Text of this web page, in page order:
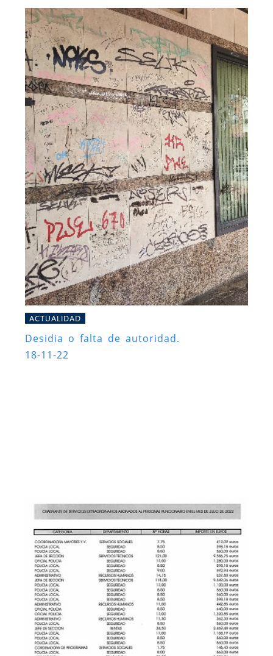
ACTUALIDAD
Desidia o falta de autoridad.
18-11-22